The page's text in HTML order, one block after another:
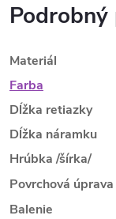
Podrobný
Materiál
Farba
Dĺžka retiazky
Dĺžka náramku
Hrúbka /šírka/
Povrchová úprava
Balenie